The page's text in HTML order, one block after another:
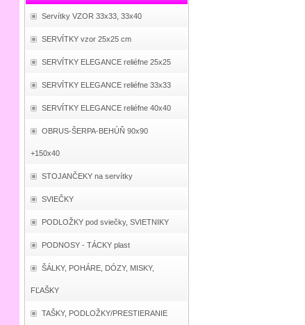
Servítky VZOR 33x33, 33x40
SERVÍTKY vzor 25x25 cm
SERVÍTKY ELEGANCE reliéfne 25x25
SERVÍTKY ELEGANCE reliéfne 33x33
SERVÍTKY ELEGANCE reliéfne 40x40
OBRUS-ŠERPA-BEHÚŇ 90x90
+150x40
STOJANČEKY na servítky
SVIEČKY
PODLOŽKY pod sviečky, SVIETNIKY
PODNOSY - TÁCKY plast
ŠÁLKY, POHÁRE, DÓZY, MISKY,
FĽAŠKY
TAŠKY, PODLOŽKY/PRESTIERANIE